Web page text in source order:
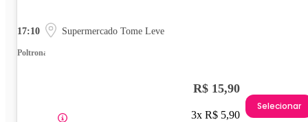
17:10 Supermercado Tome Leve
Poltrona
R$ 15,90
3x R$ 5,90
Selecionar